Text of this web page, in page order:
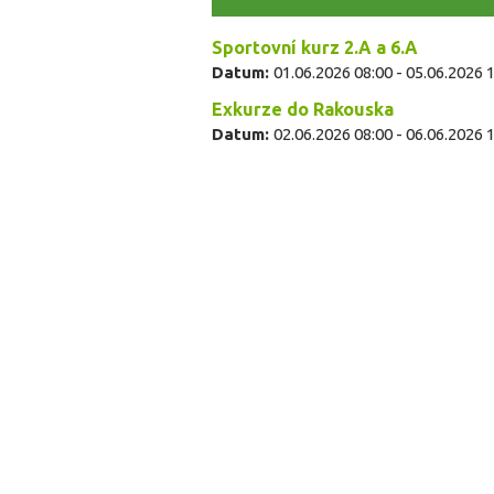
Sportovní kurz 2.A a 6.A
Datum: 01.06.2026 08:00 - 05.06.2026
Exkurze do Rakouska
Datum: 02.06.2026 08:00 - 06.06.2026